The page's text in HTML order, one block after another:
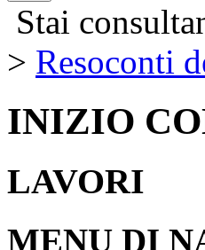
Stai
> Resoconti
INIZIO
LAVORI
MENU DI